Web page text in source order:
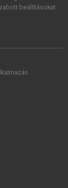
beállításokat